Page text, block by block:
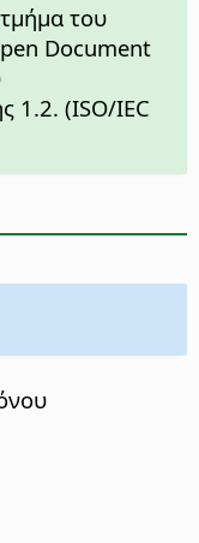
του
Document
1.2. (ISO/IEC